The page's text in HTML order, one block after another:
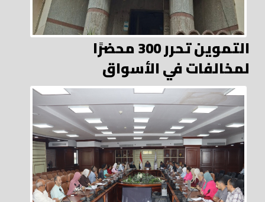
التموين تحرر 300 محضرًا
لمخالفات في الأسواق